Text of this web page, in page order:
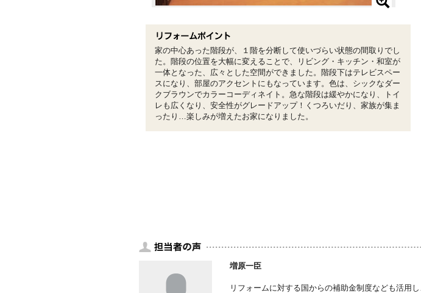
家の中心あった階段が、１階を分断して使いづらい状態の間取りでし
た。階段の位置を大幅に変えることで、リビング・キッチン・和室が
一体となった、広々とした空間ができました。階段下はテレビスペー
スになり、部屋のアクセントにもなっています。色は、シックなダー
クブラウンでカラーコーディネイト。急な階段は緩やかになり、トイ
レも広くなり、安全性がグレードアップ！くつろいだり、家族が集ま
ったり…楽しみが増えたお家になりました。
増原一臣
リフォームに対する国からの補助金制度なども活用